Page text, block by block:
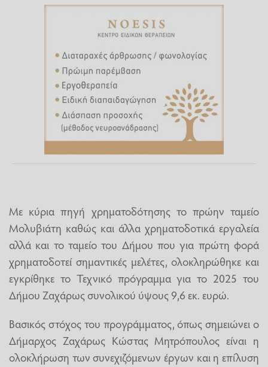
Με κύρια πηγή χρηματοδότησης το πρώην ταμείο
Μολυβιάτη καθώς και άλλα χρηματοδοτικά εργαλεία
αλλά και το ταμείο του Δήμου που για πρώτη φορά
χρηματοδοτεί σημαντικές μελέτες, ολοκληρώθηκε και
εγκρίθηκε το Τεχνικό πρόγραμμα για το 2025 του
Δήμου Ζαχάρως συνολικού ύψους 9,6 εκ. ευρώ.
Βασικός στόχος του προγράμματος, όπως σημειώνει ο
Δήμαρχος Ζαχάρως Κώστας Μητρόπουλος είναι η
ολοκλήρωση των συνεχιζόμενων έργων και η επίλυση